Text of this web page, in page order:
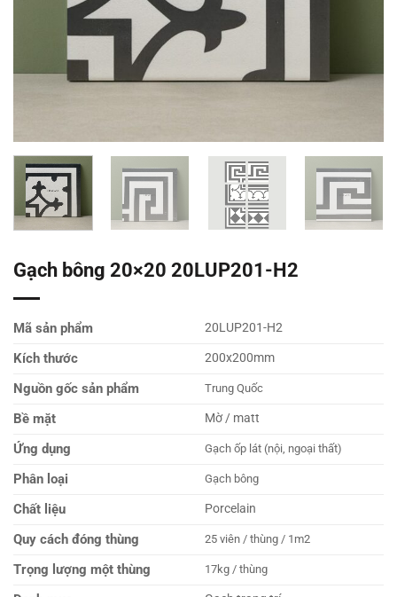
Gạch bông 20×20 20LUP201-H2
Mã sản phẩm 20LUP201-H2
Kích thước 200x200mm
Nguồn gốc sản phẩm Trung Quốc
Bề mặt Mờ / matt
Ứng dụng Gạch ốp lát (nội, ngoại thất)
Phân loại Gạch bông
Chất liệu Porcelain
Quy cách đóng thùng 25 viên / thùng / 1m2
Trọng lượng một thùng 17kg / thùng